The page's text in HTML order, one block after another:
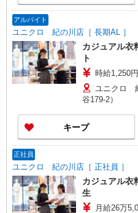
アルバイト
ユニクロ 紀の川店［ 長期AL ］
カジュアル
ト
時給1,250
ユニクロ
谷179-2）
キープ
正社員
ユニクロ 紀の川店［ 正社員 ］
カジュアル
生
月給26万